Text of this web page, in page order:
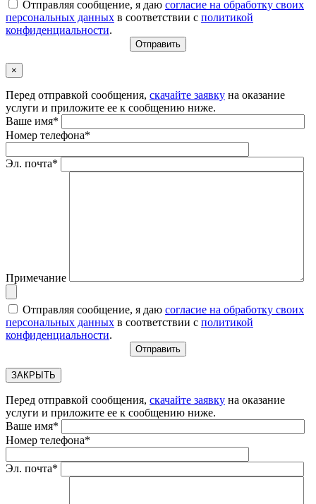
Отправляя сообщение, я даю согласие на обработку своих
персональных данных в соответствии с политикой
конфиденциальности.
×
Перед отправкой сообщения, скачайте заявку на оказание
услуги и приложите ее к сообщению ниже.
Ваше имя*
Номер телефона*
Эл. почта*
Примечание
Отправляя сообщение, я даю согласие на обработку своих
персональных данных в соответствии с политикой
конфиденциальности.
ЗАКРЫТЬ
Перед отправкой сообщения, скачайте заявку на оказание
услуги и приложите ее к сообщению ниже.
Ваше имя*
Номер телефона*
Эл. почта*